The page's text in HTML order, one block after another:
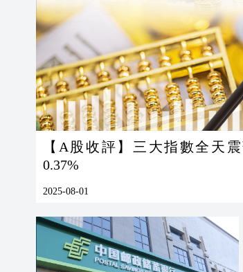
【A股收評】三大指數全天震蕩調
0.37%
2025-08-01